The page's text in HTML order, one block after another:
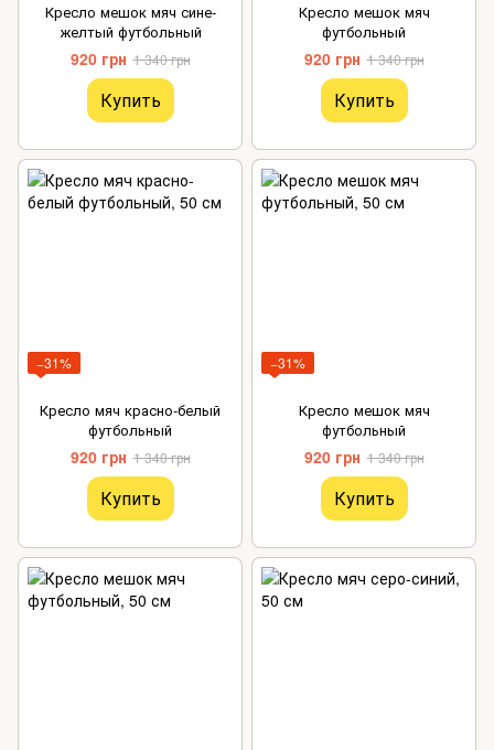
Кресло мешок мяч сине-
желтый футбольный
920 грн 1 340 грн
Купить
Кресло мешок мяч
футбольный
920 грн 1 340 грн
Купить
−31%
Кресло мяч красно-белый
футбольный
920 грн 1 340 грн
Купить
−31%
Кресло мешок мяч
футбольный
920 грн 1 340 грн
Купить